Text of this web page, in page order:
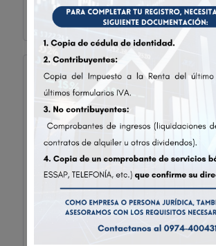
ASU Capital y la U.C. firman
de cooperación.
MarketData
El mercado bursátil llega a los